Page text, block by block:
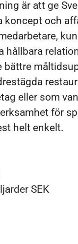
är att ge
koncept och
hållbara
bättre
eller som
för
helt enkelt.
SEK